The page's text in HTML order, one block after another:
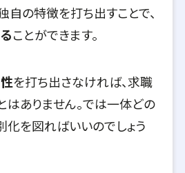
の特徴を打ち出すことで、
ことができます。
を打ち出さなければ、求職
はありません。では一体どの
化を図ればいいのでしょう